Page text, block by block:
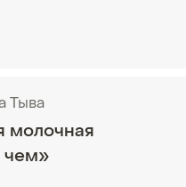
молочная
чем»
Тыва